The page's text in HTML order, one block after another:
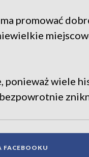
promować
ponieważ wiele
FACEBOOKU